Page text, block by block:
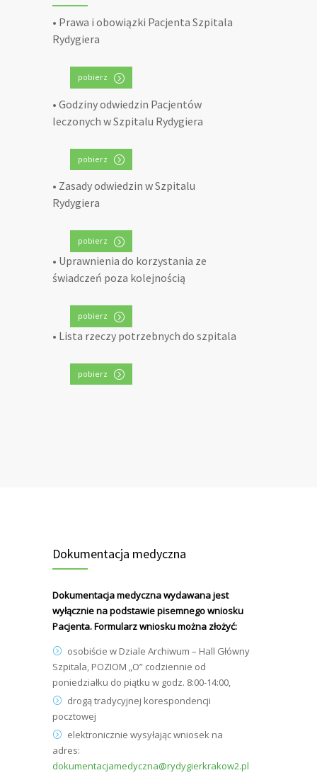
• Prawa i obowiązki Pacjenta Szpitala
Rydygiera
pobierz
• Godziny odwiedzin Pacjentów
leczonych w Szpitalu Rydygiera
pobierz
• Zasady odwiedzin w Szpitalu
Rydygiera
pobierz
• Uprawnienia do korzystania ze
świadczeń poza kolejnością
pobierz
• Lista rzeczy potrzebnych do szpitala
pobierz
Dokumentacja medyczna
Dokumentacja medyczna wydawana jest
wyłącznie na podstawie pisemnego wniosku
Pacjenta. Formularz wniosku można złożyć:
osobiście w Dziale Archiwum – Hall Główny
Szpitala, POZIOM „O” codziennie od
poniedziałku do piątku w godz. 8:00-14:00,
drogą tradycyjnej korespondencji
pocztowej
elektronicznie wysyłając wniosek na
adres:
dokumentacjamedyczna@rydygierkrakow2.pl